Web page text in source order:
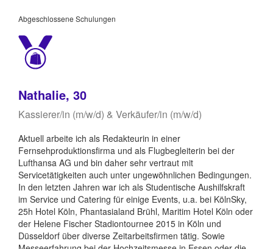
Abgeschlossene Schulungen
Nathalie, 30
Kassierer/in (m/w/d) & Verkäufer/in (m/w/d)
Aktuell arbeite ich als Redakteurin in einer
Fernsehproduktionsfirma und als Flugbegleiterin bei der
Lufthansa AG und bin daher sehr vertraut mit
Servicetätigkeiten auch unter ungewöhnlichen Bedingungen.
In den letzten Jahren war ich als Studentische Aushilfskraft
im Service und Catering für einige Events, u.a. bei KölnSky,
25h Hotel Köln, Phantasialand Brühl, Maritim Hotel Köln oder
der Helene Fischer Stadiontournee 2015 in Köln und
Düsseldorf über diverse Zeitarbeitsfirmen tätig. Sowie